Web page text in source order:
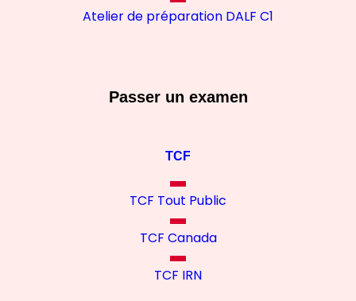
Atelier de préparation DALF C1
Passer un examen
TCF
TCF Tout Public
TCF Canada
TCF IRN